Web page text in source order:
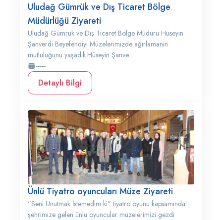
Uludağ Gümrük ve Dış Ticaret Bölge
Müdürlüğü Ziyareti
Uludağ Gümrük ve Dış Ticaret Bölge Müdürü Hüseyin
Şanverdi Beyefendiyi Müzelerimizde ağırlamanın
mutluluğunu yaşadık.Hüseyin Şanve...
-----
Detaylı Bilgi
Ünlü Tiyatro oyuncuları Müze Ziyareti
"Seni Unutmak İstemedim ki" tiyatro oyunu kapsamında
şehrimize gelen ünlü oyuncular müzelerimizi gezdi